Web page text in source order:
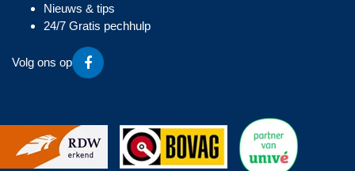
Nieuws & tips
24/7 Gratis pechhulp
Volg ons op